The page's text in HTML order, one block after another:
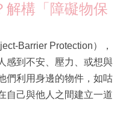
解構「障礙物保
Barrier Protection），
感到不安、壓力、或想與
們利用身邊的物件，如咕
自己與他人之間建立一道